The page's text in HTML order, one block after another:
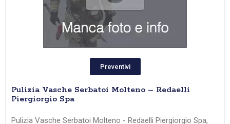
Preventivi
Pulizia Vasche Serbatoi Molteno – Redaelli
Piergiorgio Spa
Pulizia Vasche Serbatoi Molteno - Redaelli Piergiorgio Spa,